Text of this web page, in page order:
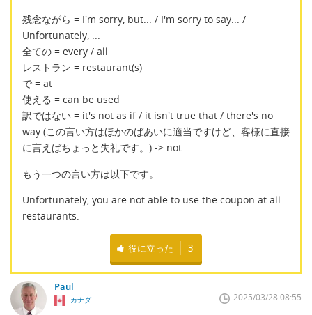
残念ながら = I'm sorry, but... / I'm sorry to say... /
Unfortunately, ...
全ての = every / all
レストラン = restaurant(s)
で = at
使える = can be used
訳ではない = it's not as if / it isn't true that / there's no
way (この言い方はほかのばあいに適当ですけど、客様に直接
に言えばちょっと失礼です。) -> not
もう一つの言い方は以下です。
Unfortunately, you are not able to use the coupon at all
restaurants.
役に立った 3
Paul
カナダ 2025/03/28 08:55